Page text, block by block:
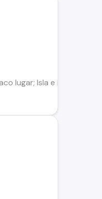
lugar; Isla e islote de